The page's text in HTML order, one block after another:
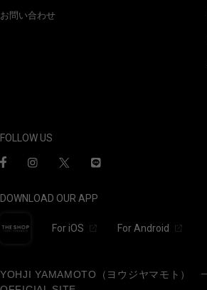
お問い合わせ
FOLLOW US
DOWNLOAD OUR APP
For iOS For Android
YOHJI YAMAMOTO（ヨウジヤマモト）